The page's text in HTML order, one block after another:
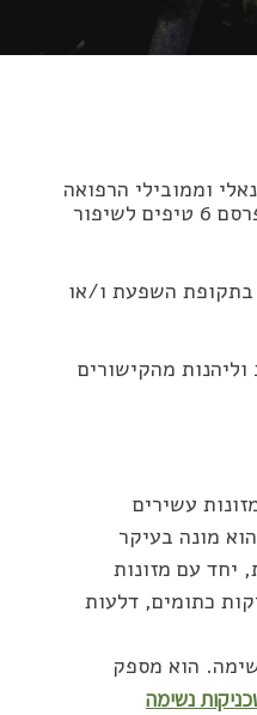
וממובילי הרפואה
הטבעית בעשורים האחרונים, פרסם 6 טיפים לשיפור
בתקופת השפעת ו/או
מהקישורים
עשירים
מונה בעיקר
יחד עם מזונות
כתומים, דלעות
הוא מספק
נשימה